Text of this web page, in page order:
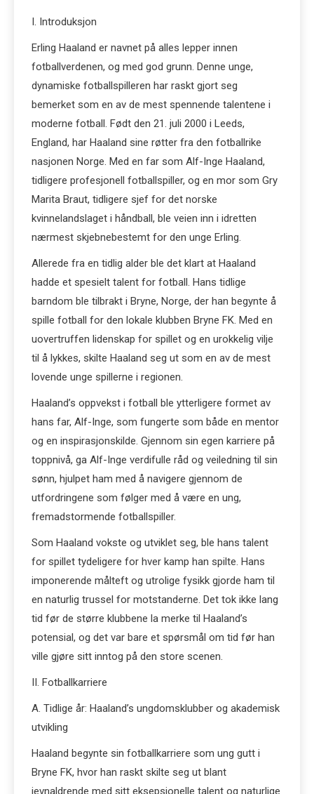
I. Introduksjon
Erling Haaland er navnet på alles lepper innen
fotballverdenen, og med god grunn. Denne unge,
dynamiske fotballspilleren har raskt gjort seg
bemerket som en av de mest spennende talentene i
moderne fotball. Født den 21. juli 2000 i Leeds,
England, har Haaland sine røtter fra den fotballrike
nasjonen Norge. Med en far som Alf-Inge Haaland,
tidligere profesjonell fotballspiller, og en mor som Gry
Marita Braut, tidligere sjef for det norske
kvinnelandslaget i håndball, ble veien inn i idretten
nærmest skjebnebestemt for den unge Erling.
Allerede fra en tidlig alder ble det klart at Haaland
hadde et spesielt talent for fotball. Hans tidlige
barndom ble tilbrakt i Bryne, Norge, der han begynte å
spille fotball for den lokale klubben Bryne FK. Med en
uovertruffen lidenskap for spillet og en urokkelig vilje
til å lykkes, skilte Haaland seg ut som en av de mest
lovende unge spillerne i regionen.
Haaland’s oppvekst i fotball ble ytterligere formet av
hans far, Alf-Inge, som fungerte som både en mentor
og en inspirasjonskilde. Gjennom sin egen karriere på
toppnivå, ga Alf-Inge verdifulle råd og veiledning til sin
sønn, hjulpet ham med å navigere gjennom de
utfordringene som følger med å være en ung,
fremadstormende fotballspiller.
Som Haaland vokste og utviklet seg, ble hans talent
for spillet tydeligere for hver kamp han spilte. Hans
imponerende målteft og utrolige fysikk gjorde ham til
en naturlig trussel for motstanderne. Det tok ikke lang
tid før de større klubbene la merke til Haaland’s
potensial, og det var bare et spørsmål om tid før han
ville gjøre sitt inntog på den store scenen.
II. Fotballkarriere
A. Tidlige år: Haaland’s ungdomsklubber og akademisk
utvikling
Haaland begynte sin fotballkarriere som ung gutt i
Bryne FK, hvor han raskt skilte seg ut blant
jevnaldrende med sitt eksepsjonelle talent og naturlige